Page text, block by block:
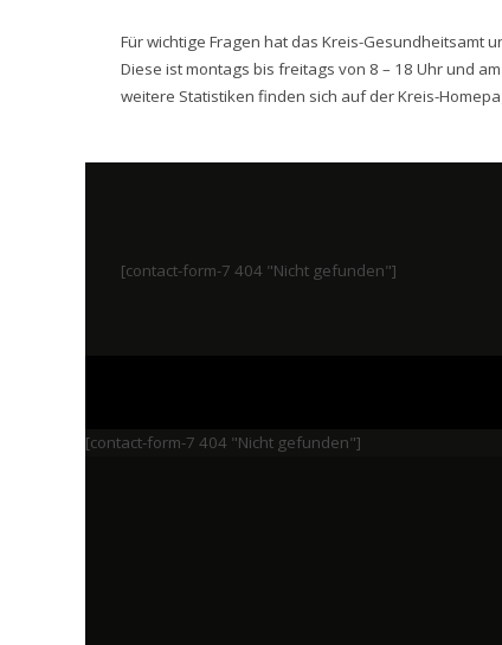
Für wichtige Fragen hat das Kreis-Gesundheitsamt
Diese ist montags bis freitags von 8 – 18 Uhr und
weitere Statistiken finden sich auf der Kreis-
[contact-form-7 404 "Nicht gefunden"]
[contact-form-7 404 "Nicht gefunden"]